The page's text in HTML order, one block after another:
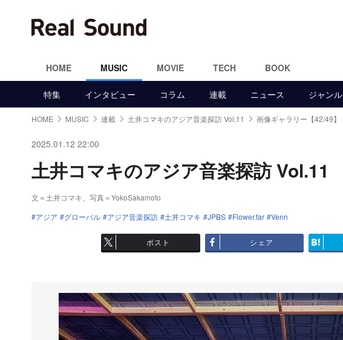
HOME MUSIC MOVIE TECH BOOK
特集 インタビュー コラム 連載 ニュース ジャン
HOME MUSIC 連載 土井コマキのアジア音楽探訪 Vol.11 画像ギャラリー【42/49】
2025.01.12 22:00
土井コマキのアジア音楽探訪
文＝土井コマキ、写真＝YokoSakamoto
アジア
グローバル アジア音楽探訪 土井コマキ JPBS Flower.far Venn
ポスト シェア